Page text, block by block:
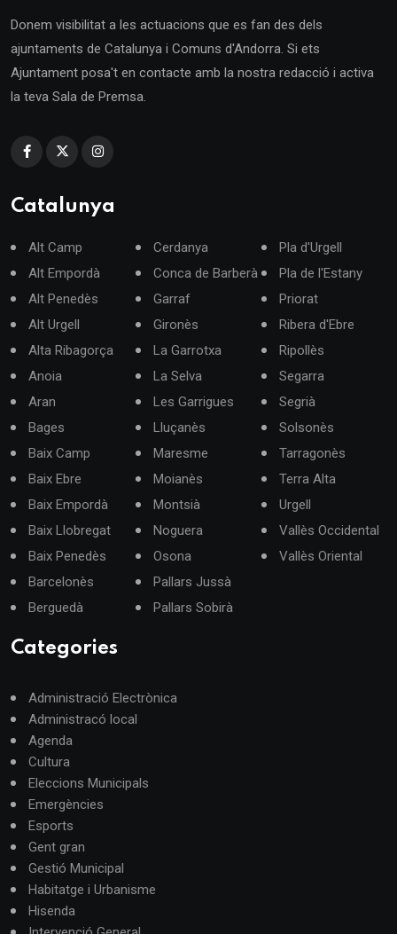
Donem visibilitat a les actuacions que es fan des dels
ajuntaments de Catalunya i Comuns d'Andorra. Si ets
Ajuntament posa't en contacte amb la nostra redacció i activa
la teva Sala de Premsa.
Catalunya
Alt Camp
Alt Empordà
Alt Penedès
Alt Urgell
Alta Ribagorça
Anoia
Aran
Bages
Baix Camp
Baix Ebre
Baix Empordà
Baix Llobregat
Baix Penedès
Barcelonès
Berguedà
Cerdanya
Conca de Barberà
Garraf
Gironès
La Garrotxa
La Selva
Les Garrigues
Lluçanès
Maresme
Moianès
Montsià
Noguera
Osona
Pallars Jussà
Pallars Sobirà
Pla d'Urgell
Pla de l'Estany
Priorat
Ribera d'Ebre
Ripollès
Segarra
Segrià
Solsonès
Tarragonès
Terra Alta
Urgell
Vallès Occidental
Vallès Oriental
Categories
Administració Electrònica
Administracó local
Agenda
Cultura
Eleccions Municipals
Emergències
Esports
Gent gran
Gestió Municipal
Habitatge i Urbanisme
Hisenda